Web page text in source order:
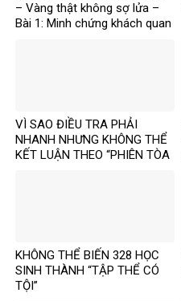
– Vàng thật không sợ lửa –
Bài 1: Minh chứng khách quan
VÌ SAO ĐIỀU TRA PHẢI
NHANH NHƯNG KHÔNG THỂ
KẾT LUẬN THEO “PHIÊN TÒA
KHÔNG THỂ BIẾN 328 HỌC
SINH THÀNH “TẬP THỂ CÓ
TỘI”